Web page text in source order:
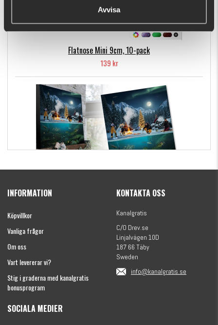
Avvisa
Flatnose Mini 9cm, 10-pack
139 kr
(julkalender)
INFORMATION
Köpvillkor
Vanliga frågor
Om oss
Vart levererar vi?
Stig i graderna med kanalgratis
bonusprogram
KONTAKTA OSS
Kanalgratis
C/O Drev.se
Linjalvägen 10D
187 66 Täby
Sweden
info@kanalgratis.se
SOCIALA MEDIER